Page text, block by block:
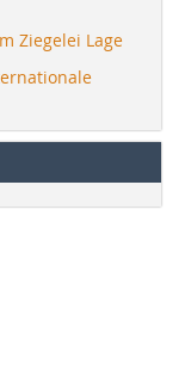
Ziegelei Lage